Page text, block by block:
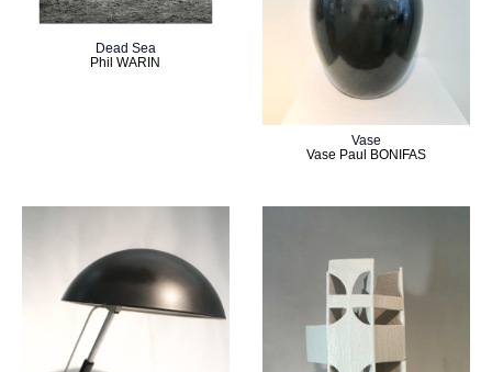
Dead Sea
Phil WARIN
Vase
Vase Paul BONIFAS